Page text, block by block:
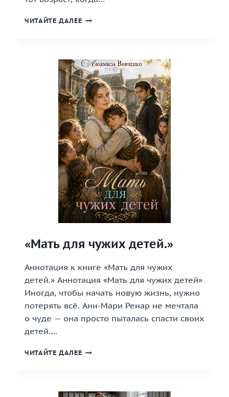
ЧИТАЙТЕ ДАЛЕЕ «ЖЕНА
ПО
ПРАВУ.»
«Мать для чужих детей.»
Аннотация к книге «Мать для чужих
детей.» Аннотация «Мать для чужих детей»
Иногда, чтобы начать новую жизнь, нужно
потерять всё. Анн-Мари Ренар не мечтала
о чуде — она просто пыталась спасти своих
детей….
ЧИТАЙТЕ ДАЛЕЕ «МАТЬ